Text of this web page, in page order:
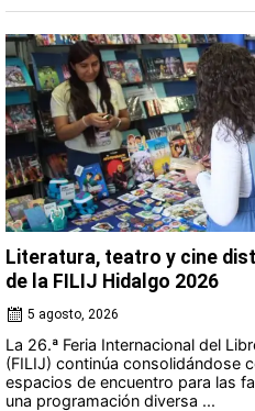
Literatura, teatro y cine
de la FILIJ Hidalgo 2026
5 agosto, 2026
La 26.ª Feria Internacional del
(FILIJ) continúa consolidándose
espacios de encuentro para las
una programación diversa ...